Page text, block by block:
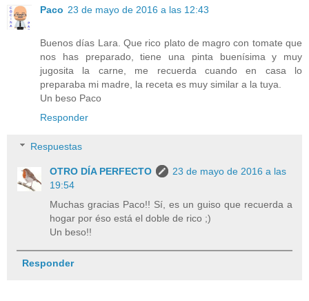
Paco 23 de mayo de 2016 a las 12:43
Buenos días Lara. Que rico plato de magro con tomate que
nos has preparado, tiene una pinta buenísima y muy
jugosita la carne, me recuerda cuando en casa lo
preparaba mi madre, la receta es muy similar a la tuya.
Un beso Paco
Responder
Respuestas
OTRO DÍA PERFECTO
23 de mayo de 2016 a las
19:54
Muchas gracias Paco!! Sí, es un guiso que recuerda a
hogar por éso está el doble de rico ;)
Un beso!!
Responder